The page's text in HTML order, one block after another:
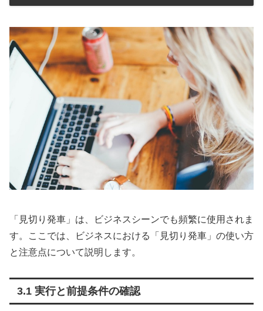
「見切り発車」は、ビジネスシーンでも頻繁に使用されま
す。ここでは、ビジネスにおける「見切り発車」の使い方
と注意点について説明します。
3.1 実行と前提条件の確認